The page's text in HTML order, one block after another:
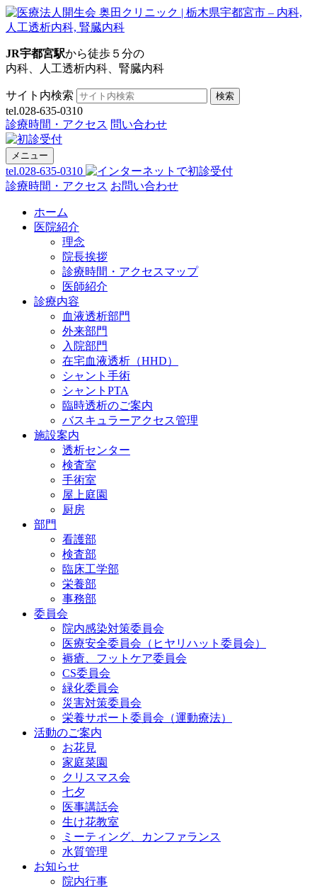
JR宇都宮駅から徒歩５分の
内科、人工透析内科、腎臓内科
サイト内検索 検索
tel.028-635-0310
診療時間・アクセス 問い合わせ
メニュー
tel.028-635-0310
診療時間・アクセス お問い合わせ
ホーム
医院紹介
理念
院長挨拶
診療時間・アクセスマップ
医師紹介
診療内容
血液透析部門
外来部門
入院部門
在宅血液透析（HHD）
シャント手術
シャントPTA
臨時透析のご案内
バスキュラーアクセス管理
施設案内
透析センター
検査室
手術室
屋上庭園
厨房
部門
看護部
検査部
臨床工学部
栄養部
事務部
委員会
院内感染対策委員会
医療安全委員会（ヒヤリハット委員会）
褥瘡、フットケア委員会
CS委員会
緑化委員会
災害対策委員会
栄養サポート委員会（運動療法）
活動のご案内
お花見
家庭菜園
クリスマス会
七夕
医事講話会
生け花教室
ミーティング、カンファランス
水質管理
お知らせ
院内行事